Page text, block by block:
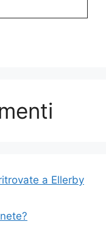
a Ellerby